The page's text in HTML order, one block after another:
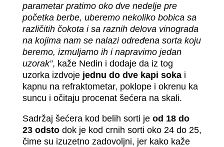
parametar pratimo oko dve nedelje pre
početka berbe, uberemo nekoliko bobica sa
različitih čokota i sa raznih delova vinograda
na kojima nam se nalazi određena sorta koju
beremo, izmuljamo ih i napravimo jedan
uzorak”, kaže Nedin i dodaje da iz tog
uzorka izdvoje jednu do dve kapi sokai
kapnu na refraktometar, poklope i okrenu ka
suncu i očitaju procenat šećera na skali.
Sadržaj šećera kod belih sorti je od 18 do
23 odstodok je kod crnih sorti oko 24 do 25,
čime su izuzetno zadovoljni, jer kako kaže